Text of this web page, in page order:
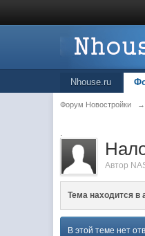
Nhouse.ru
Форум Новостройки →
.
Автор
Тема находится в
В этой теме нет